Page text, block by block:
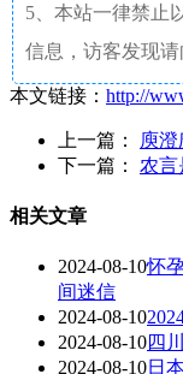
5、本站一律禁止
信息，访客发现
本文链接： http://
上一篇：
庾
下一篇： 农言
相关文章
2024-08-10怀
间迷信
2024-08-10
2024-08-10四
2024-08-10日